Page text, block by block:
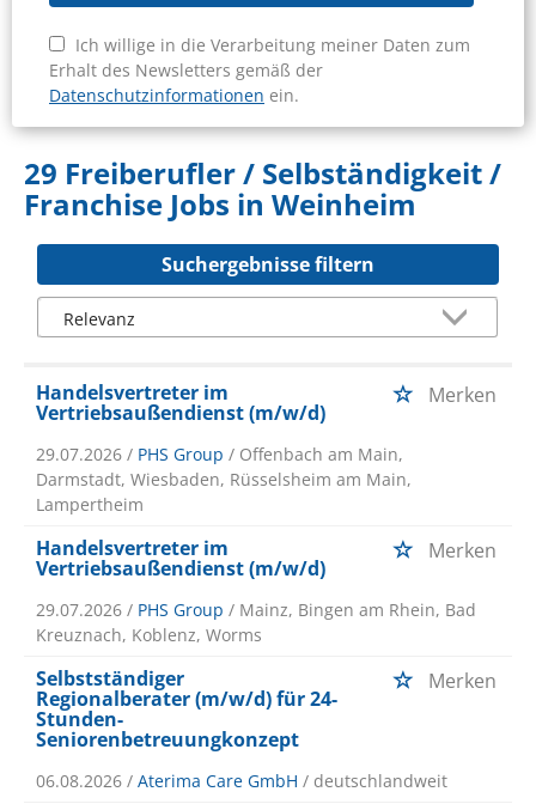
Ich willige in die Verarbeitung meiner Daten zum
Erhalt des Newsletters gemäß der
Datenschutzinformationen ein.
29 Freiberufler / Selbständigkeit /
Franchise Jobs in Weinheim
Suchergebnisse filtern
Handelsvertreter im
Vertriebsaußendienst (m/w/d)
Merken
29.07.2026 / PHS Group / Offenbach am Main,
Darmstadt, Wiesbaden, Rüsselsheim am Main,
Lampertheim
Handelsvertreter im
Vertriebsaußendienst (m/w/d)
Merken
29.07.2026 / PHS Group / Mainz, Bingen am Rhein, Bad
Kreuznach, Koblenz, Worms
Selbstständiger
Regionalberater (m/w/d) für 24-
Stunden-
Seniorenbetreuungkonzept
Merken
06.08.2026 / Aterima Care GmbH / deutschlandweit